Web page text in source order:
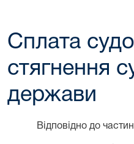
Сплата
стягнення
держави
Відповідно до